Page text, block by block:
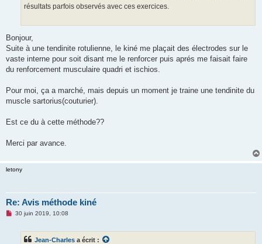
résultats parfois observés avec ces exercices.
Bonjour,
Suite à une tendinite rotulienne, le kiné me plaçait des électrodes sur le
vaste interne pour soit disant me le renforcer puis aprés me faisait faire
du renforcement musculaire quadri et ischios.
Pour moi, ça a marché, mais depuis un moment je traine une tendinite du
muscle sartorius(couturier).
Est ce du à cette méthode??
Merci par avance.
letony
Re: Avis méthode kiné
M30 juin 2019, 10:08
Jean-Charles a écrit :